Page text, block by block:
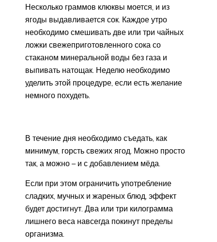
Несколько граммов клюквы моется, и из
ягоды выдавливается сок. Каждое утро
необходимо смешивать две или три чайных
ложки свежеприготовленного сока со
стаканом минеральной воды без газа и
выпивать натощак. Неделю необходимо
уделить этой процедуре, если есть желание
немного похудеть.
В течение дня необходимо съедать, как
минимум, горсть свежих ягод. Можно просто
так, а можно – и с добавлением мёда.
Если при этом ограничить употребление
сладких, мучных и жареных блюд, эффект
будет достигнут. Два или три килограмма
лишнего веса навсегда покинут пределы
организма.